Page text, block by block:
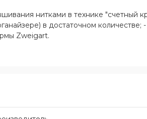
нитками в технике "счетный
в достаточном
Zweigart.